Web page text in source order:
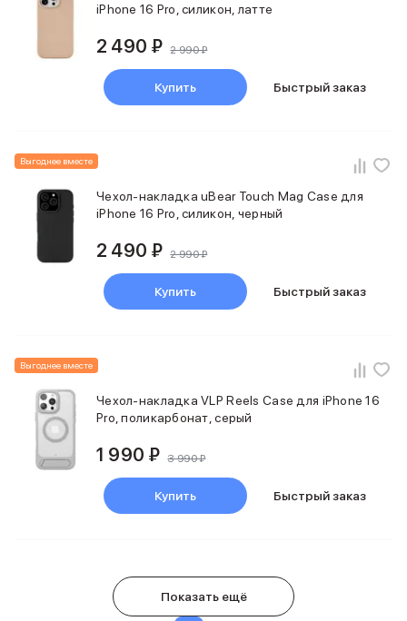
iPhone 16 Pro, силикон, латте
2 490 ₽ 2 990 ₽
Купить Быстрый заказ
Выгоднее вместе
Чехол-накладка uBear Touch Mag Case для
iPhone 16 Pro, силикон, черный
2 490 ₽ 2 990 ₽
Купить Быстрый заказ
Выгоднее вместе
Чехол-накладка VLP Reels Case для iPhone 16
Pro, поликарбонат, серый
1 990 ₽ 3 990 ₽
Купить Быстрый заказ
Показать ещё